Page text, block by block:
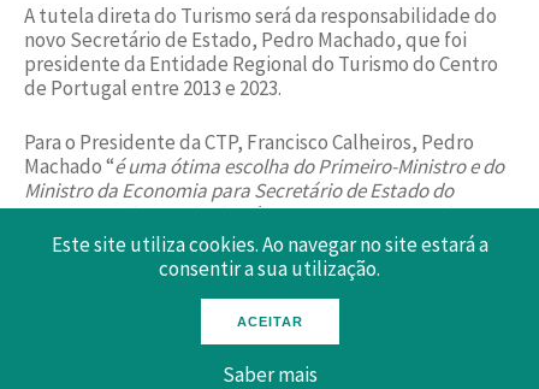
A tutela direta do Turismo será da responsabilidade do
novo Secretário de Estado, Pedro Machado, que foi
presidente da Entidade Regional do Turismo do Centro
de Portugal entre 2013 e 2023.
Para o Presidente da CTP, Francisco Calheiros, Pedro
Machado “é uma ótima escolha do Primeiro-Ministro e do
Ministro da Economia para Secretário de Estado do
Turismo. Pedro Machado irá seguramente exercer bem as
suas funções, já que conhece em profundidade a atividade
turística, os seus problemas e desafios, graças aos cargos
que exerceu no setor, pelo que irá com certeza dar a
máxima atenção ao Turismo e aos vários temas
estratégicos que lhe estão subjacentes
Este site utiliza cookies. Ao navegar no site estará a
consentir a sua utilização.
ACEITAR
Saber mais